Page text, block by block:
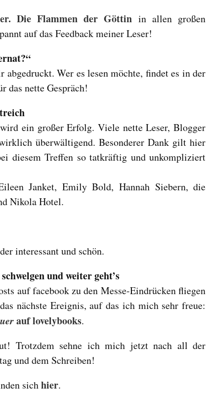
Die Flammen der Göttinin allen großen
auf das Feedback meiner Leser!
Wer es lesen möchte, findet es in der
das nette Gespräch!
ein großer Erfolg. Viele nette Leser, Blogger
überwältigend. Besonderer Dank gilt hier
diesem Treffen so tatkräftig und unkompliziert
Janket, Emily Bold, Hannah Siebern, die
Nikola Hotel.
interessant und schön.
und weiter geht’s
auf facebook zu den Messe-Eindrücken fliegen
nächste Ereignis, auf das ich mich sehr freue:
auf lovelybooks.
Trotzdem sehne ich mich jetzt nach all der
und dem Schreiben!
sichhier.